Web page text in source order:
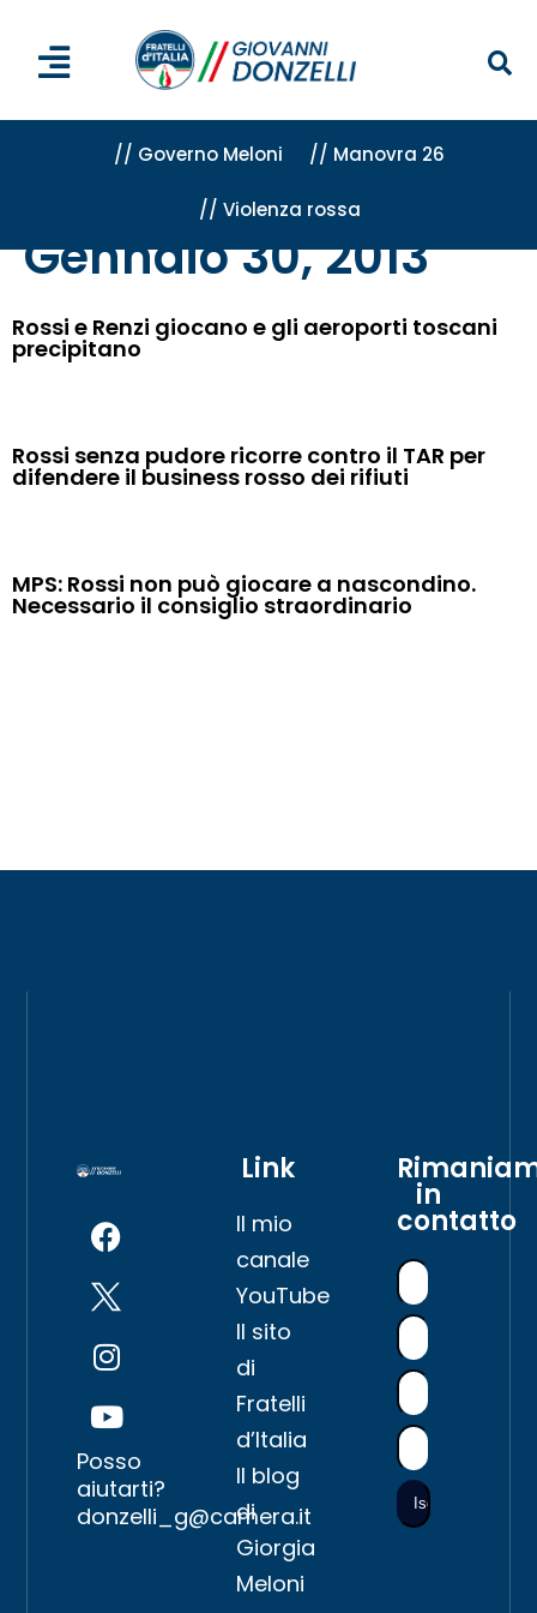
// Governo Meloni // Manovra 26
// Violenza rossa
Archivi per 30 Gennaio 2013
Gennaio 30, 2013
Rossi e Renzi giocano e gli aeroporti toscani
precipitano
Rossi senza pudore ricorre contro il TAR per
difendere il business rosso dei rifiuti
MPS: Rossi non può giocare a nascondino.
Necessario il consiglio straordinario
Posso
aiutarti?
donzelli_g@camera.it
Link
Il mio
canale
YouTube
Il sito
di
Fratelli
d’Italia
Il blog
di
Giorgia
Meloni
in
contatto